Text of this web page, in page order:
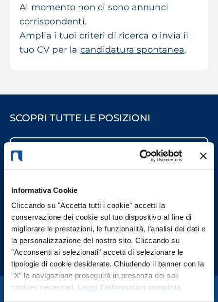
Informativa Cookie
Cliccando su "Accetta tutti i cookie" accetti la
conservazione dei cookie sul tuo dispositivo al fine di
migliorare le prestazioni, le funzionalità, l’analisi dei dati e
la personalizzazione del nostro sito. Cliccando su
"Acconsenti ai selezionati" accetti di selezionare le
tipologie di cookie desiderate. Chiudendo il banner con la
"X" la navigazione proseguirà in presenza dei soli
cookies necessari. Leggi l'informativa completa
Al momento non ci sono annunci
corrispondenti.
Amplia i tuoi criteri di ricerca o invia il
tuo CV per la candidatura spontanea.
SCOPRI TUTTE LE POSIZIONI
REGIONE
Costruiamo percorsi